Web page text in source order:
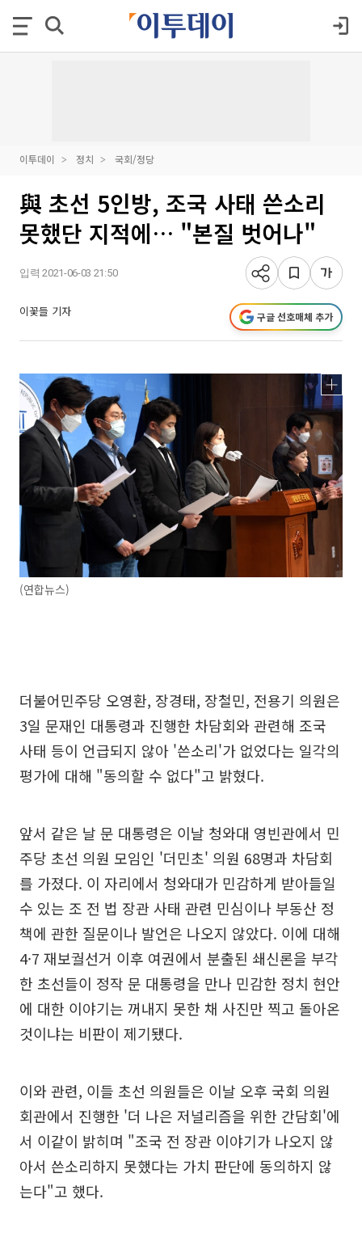
이투데이 정치 국회/정당
與 초선 5인방, 조국 사태 쓴소리
못했단 지적에… "본질 벗어나"
입력 2021-06-03 21:50
이꽃들 기자 구글 선호매체 추가
(연합뉴스)
더불어민주당 오영환, 장경태, 장철민, 전용기 의원은
3일 문재인 대통령과 진행한 차담회와 관련해 조국
사태 등이 언급되지 않아 '쓴소리'가 없었다는 일각의
평가에 대해 "동의할 수 없다"고 밝혔다.
앞서 같은 날 문 대통령은 이날 청와대 영빈관에서 민
주당 초선 의원 모임인 '더민초' 의원 68명과 차담회
를 가졌다. 이 자리에서 청와대가 민감하게 받아들일
수 있는 조 전 법 장관 사태 관련 민심이나 부동산 정
책에 관한 질문이나 발언은 나오지 않았다. 이에 대해
4·7 재보궐선거 이후 여권에서 분출된 쇄신론을 부각
한 초선들이 정작 문 대통령을 만나 민감한 정치 현안
에 대한 이야기는 꺼내지 못한 채 사진만 찍고 돌아온
것이냐는 비판이 제기됐다.
이와 관련, 이들 초선 의원들은 이날 오후 국회 의원
회관에서 진행한 '더 나은 저널리즘을 위한 간담회'에
서 이같이 밝히며 "조국 전 장관 이야기가 나오지 않
아서 쓴소리하지 못했다는 가치 판단에 동의하지 않
는다"고 했다.